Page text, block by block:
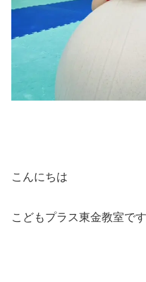
こんにちは
こどもプラス東金教室で